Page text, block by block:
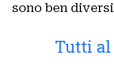
sono ben
Tutti al